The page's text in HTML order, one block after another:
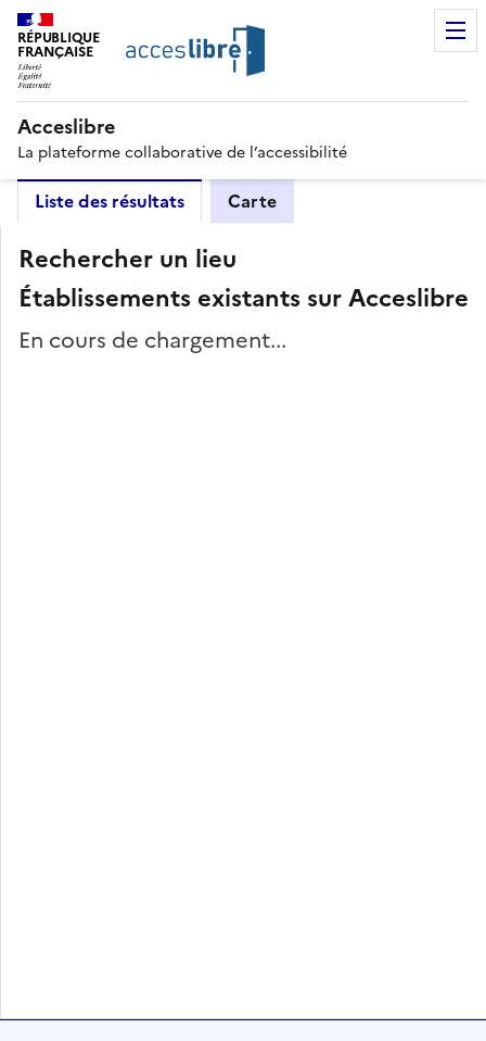
RÉPUBLIQUE
FRANÇAISE
Acceslibre
La plateforme collaborative de l’accessibilité
Liste des résultats Carte
Rechercher un lieu
Établissements existants sur Acceslibre
En cours de chargement...